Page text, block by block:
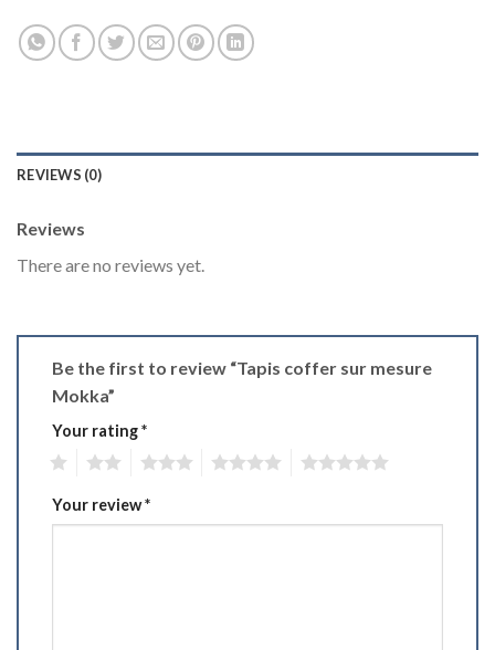
REVIEWS (0)
Reviews
There are no reviews yet.
Be the first to review “Tapis coffer sur mesure
Mokka”
Your rating*
Your review*